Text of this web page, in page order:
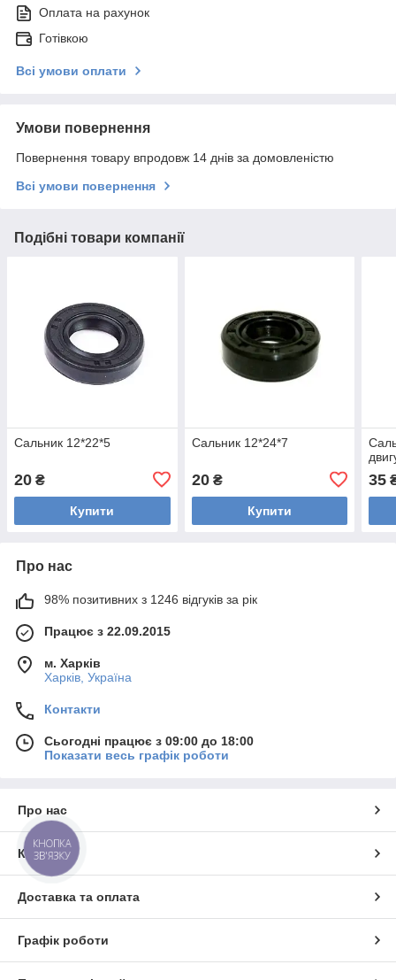
Оплата на рахунок
Готівкою
Всі умови оплати
Умови повернення
Повернення товару впродовж 14 днів за домовленістю
Всі умови повернення
Подібні товари компанії
Сальник 12*22*5
20 ₴
Купити
Сальник 12*24*7
20₴
Купити
35
Про нас
98% позитивних з 1246 відгуків за рік
Працює з 22.09.2015
м. Харків
Харків, Україна
Контакти
Сьогодні працює з 09:00 до 18:00
Показати весь графік роботи
Про нас
Контакти
Доставка та оплата
Графік роботи
КНОПКА
ЗВ'ЯЗКУ